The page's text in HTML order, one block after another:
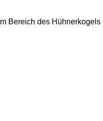
Im Bereich des